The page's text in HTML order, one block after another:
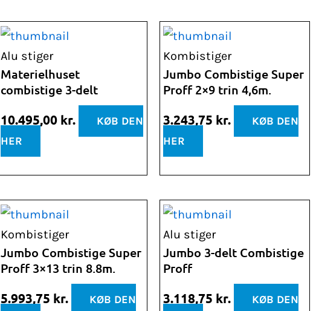
Alu stiger
Materielhuset
combistige 3-delt
10.495,00 kr.
KØB DEN
HER
Kombistiger
Jumbo Combistige Super
Proff 2×9 trin 4,6m.
3.243,75 kr.
KØB DEN
HER
Kombistiger
Jumbo Combistige Super
Proff 3×13 trin 8.8m.
5.993,75 kr. KØB DEN
Alu stiger
Jumbo 3-delt Combistige
Proff
3.118,75 kr. KØB DEN